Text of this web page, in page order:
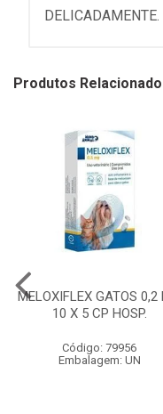
DELICADAMENTE.
Produtos
MELOXIFLEX GATOS 0,2
10 X 5 CP HOSP.
Código: 79956
Embalagem: UN